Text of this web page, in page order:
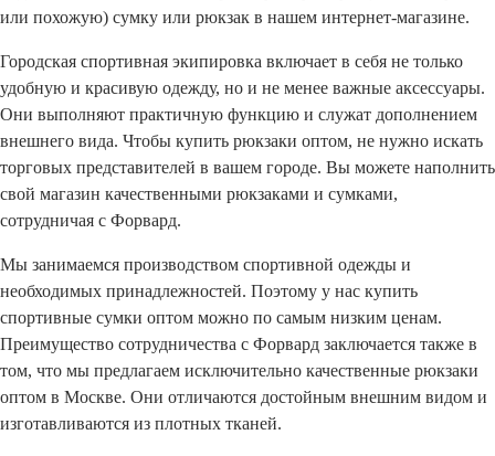
или похожую) сумку или рюкзак в нашем интернет-магазине.
Городская спортивная экипировка включает в себя не только
удобную и красивую одежду, но и не менее важные аксессуары.
Они выполняют практичную функцию и служат дополнением
внешнего вида. Чтобы купить рюкзаки оптом, не нужно искать
торговых представителей в вашем городе. Вы можете наполнить
свой магазин качественными рюкзаками и сумками,
сотрудничая с Форвард.
Мы занимаемся производством спортивной одежды и
необходимых принадлежностей. Поэтому у нас купить
спортивные сумки оптом можно по самым низким ценам.
Преимущество сотрудничества с Форвард заключается также в
том, что мы предлагаем исключительно качественные рюкзаки
оптом в Москве. Они отличаются достойным внешним видом и
изготавливаются из плотных тканей.